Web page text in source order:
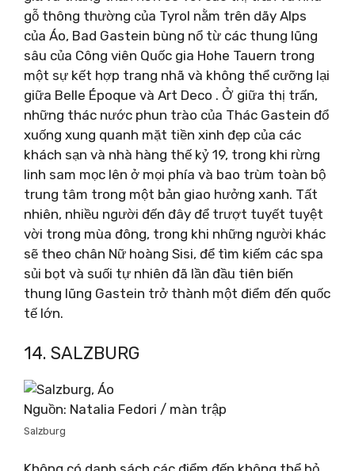
gỗ thông thường của Tyrol nằm trên dãy Alps
của Áo, Bad Gastein bùng nổ từ các thung lũng
sâu của Công viên Quốc gia Hohe Tauern trong
một sự kết hợp trang nhã và không thể cưỡng lại
giữa Belle Époque và Art Deco . Ở giữa thị trấn,
những thác nước phun trào của Thác Gastein đổ
xuống xung quanh mặt tiền xinh đẹp của các
khách sạn và nhà hàng thế kỷ 19, trong khi rừng
linh sam mọc lên ở mọi phía và bao trùm toàn bộ
trung tâm trong một bản giao hưởng xanh. Tất
nhiên, nhiều người đến đây để trượt tuyết tuyệt
vời trong mùa đông, trong khi những người khác
sẽ theo chân Nữ hoàng Sisi, để tìm kiếm các spa
sủi bọt và suối tự nhiên đã lần đầu tiên biến
thung lũng Gastein trở thành một điểm đến quốc
tế lớn.
14. SALZBURG
Nguồn: Natalia Fedori / màn trập
Salzburg